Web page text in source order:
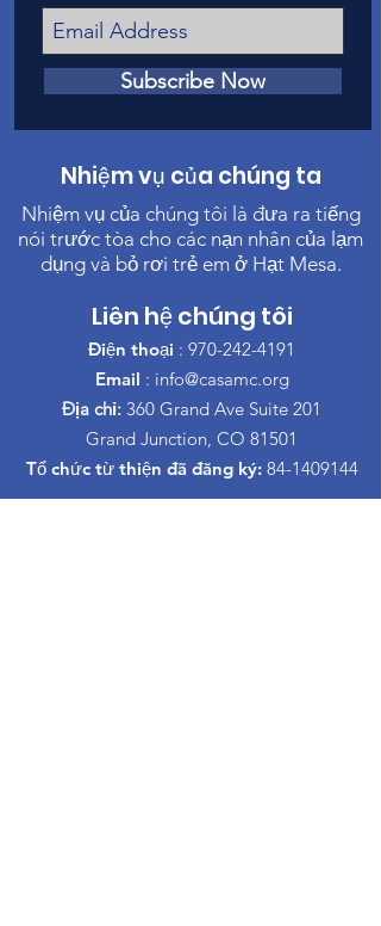
Subscribe Now
Nhiệm vụ của chúng ta
Nhiệm vụ của chúng tôi là đưa ra tiếng
nói trước tòa cho các nạn nhân của lạm
dụng và bỏ rơi trẻ em ở Hạt Mesa.
Liên hệ chúng tôi
Điện thoại : 970-242-4191
Email : info@casamc.org
Địa chỉ: 360 Grand Ave Suite 201
Grand Junction, CO 81501
Tổ chức từ thiện đã đăng ký: 84-1409144